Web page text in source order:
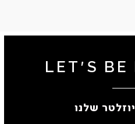
LET'S BE
שלנו